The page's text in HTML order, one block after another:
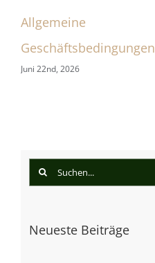
Allgemeine
Geschäftsbedingungen
Juni 22nd, 2026
Suche
Neueste Beiträge